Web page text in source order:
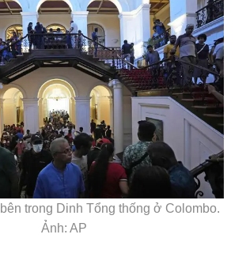
trong Dinh Tổng thống ở Colombo.
Ảnh: AP